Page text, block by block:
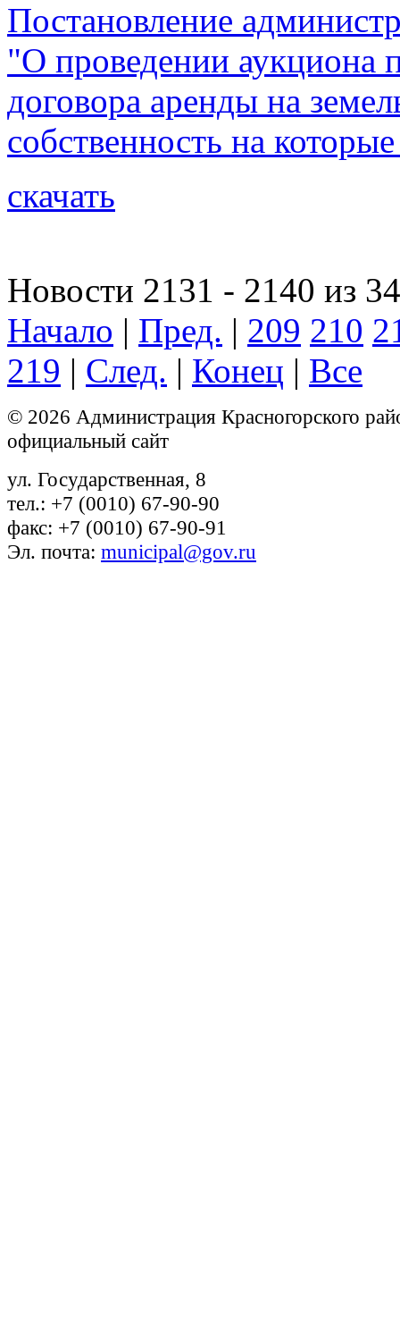
Постановление
"О проведении аукциона
договора аренды на
собственность на
скачать
Новости 2131 - 2140 из
Начало | Пред. | 209 210
219 | След. | Конец | Все
© 2026 Администрация Красногорского
официальный сайт
ул. Государственная, 8
тел.: +7 (0010) 67-90-90
факс: +7 (0010) 67-90-91
Эл. почта: municipal@gov.ru